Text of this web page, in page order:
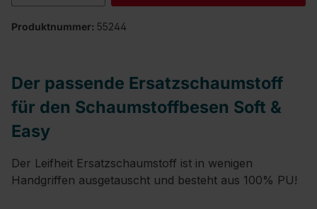
Produktnummer: 55244
Der passende Ersatzschaumstoff
für den Schaumstoffbesen Soft &
Easy
Der Leifheit Ersatzschaumstoff ist in wenigen
Handgriffen ausgetauscht und besteht aus 100% PU!